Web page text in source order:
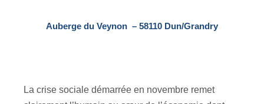
Auberge du Veynon – 58110 Dun/Grandry
La crise sociale démarrée en novembre remet